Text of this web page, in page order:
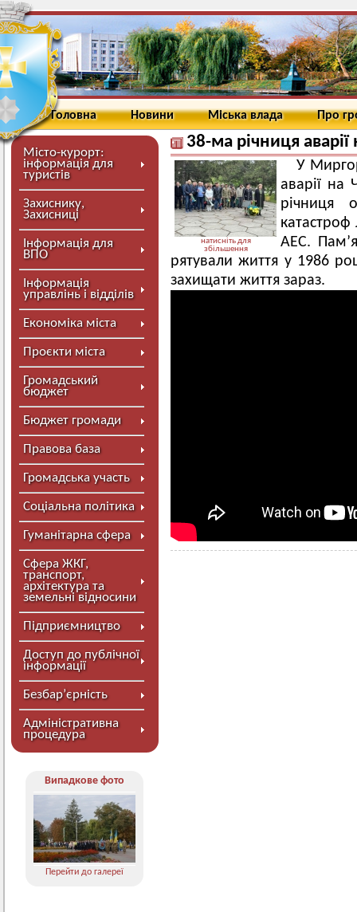
Головна Новини Міська влада Про
Місто-курорт:
інформація для
туристів
Захиснику,
Захисниці
Інформація для
ВПО
Інформація
управлінь і відділів
Економіка міста
Проєкти міста
Громадський
бюджет
Бюджет громади
Правова база
Громадська участь
Соціальна політика
Гуманітарна сфера
Сфера ЖКГ,
транспорт,
архітектура та
земельні відносини
Підприємництво
Доступ до публічної
інформації
Безбар’єрність
Адміністративна
процедура
Випадкове фото
Перейти до галереї
38-ма річниця
натисніть для
збільшення
У
аварії на
річниця
катастроф
АЕС.
рятували життя у 1986
захищати життя зараз.